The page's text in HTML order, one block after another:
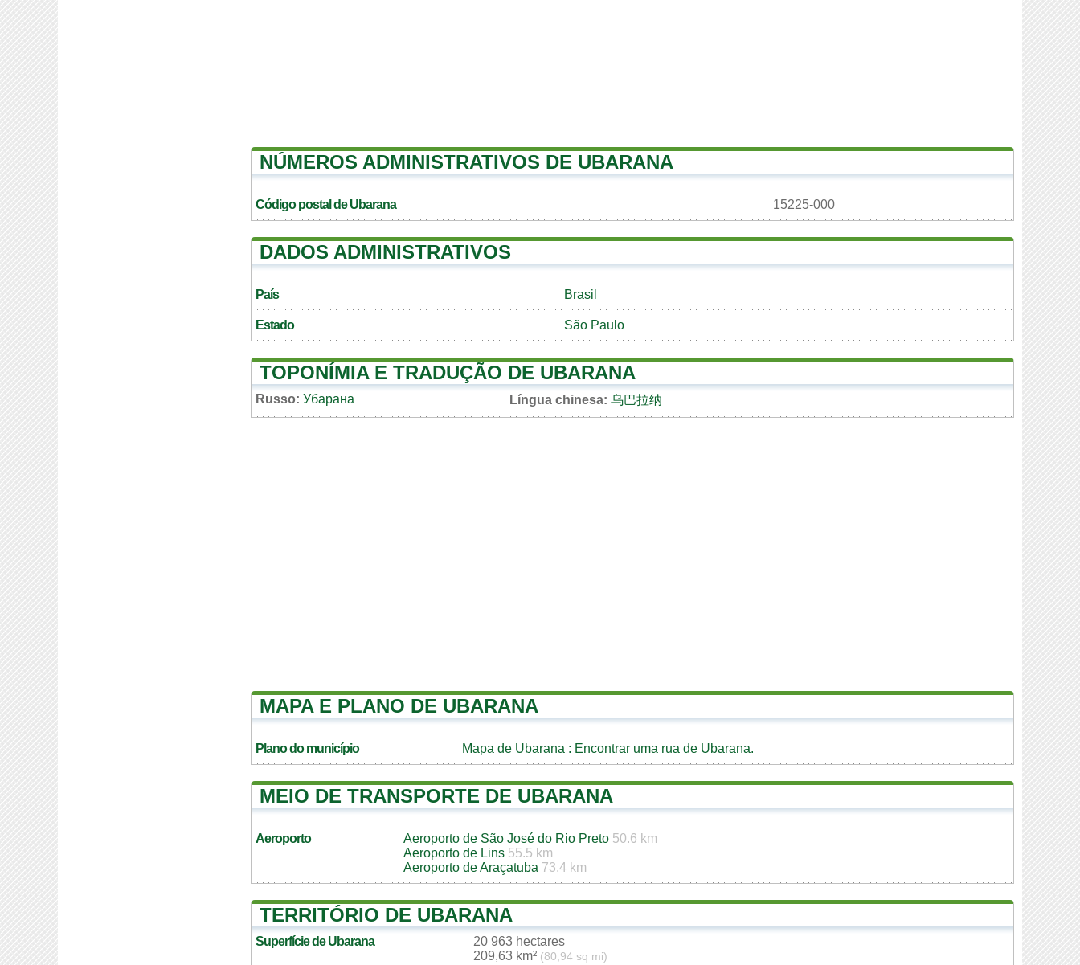
NÚMEROS ADMINISTRATIVOS DE UBARANA
Código postal de Ubarana 15225-000
DADOS ADMINISTRATIVOS
País Brasil
Estado São Paulo
TOPONÍMIA E TRADUÇÃO DE UBARANA
Russo: Убарана Língua chinesa: 乌巴拉纳
MAPA E PLANO DE UBARANA
Plano do município Mapa de Ubarana : Encontrar uma rua de Ubarana.
MEIO DE TRANSPORTE DE UBARANA
Aeroporto Aeroporto de São José do Rio Preto 50.6 km
Aeroporto de Lins 55.5 km
Aeroporto de Araçatuba 73.4 km
TERRITÓRIO DE UBARANA
Superfície de Ubarana
20 963 hectares
209,63 km² (80,94 sq mi)